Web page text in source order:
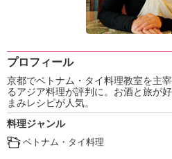
ュ
ケ
ー
シ
ナ
ル
「
プロフィール
京都でベトナム・タイ料理教室を主
るアジア料理が評判に。お酒と旅が
まみレシピが人気。
料理ジャンル
ベトナム・タイ料理